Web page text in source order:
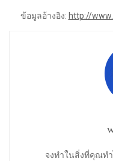
ข้อมูลอ้างอิง: http://
จงทำในสิ่งที่คุณท